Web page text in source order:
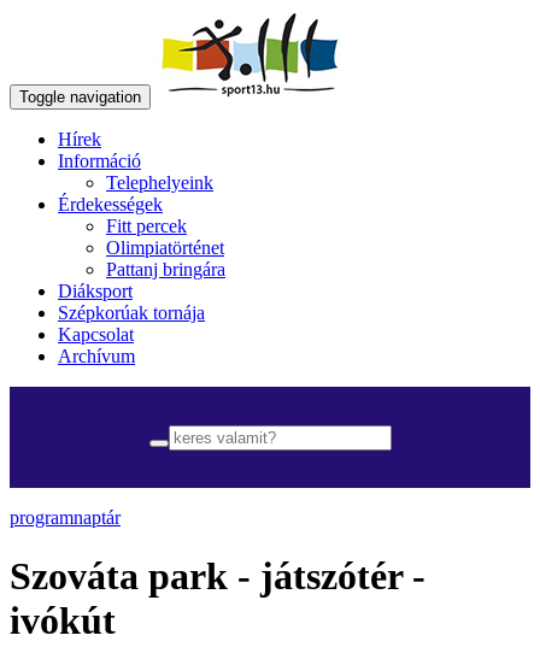
Toggle navigation
Hírek
Információ
Telephelyeink
Érdekességek
Fitt percek
Olimpiatörténet
Pattanj bringára
Diáksport
Szépkorúak tornája
Kapcsolat
Archívum
programnaptár
Szováta park - játszótér -
ivókút